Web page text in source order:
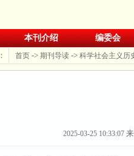
本刊介绍 编委会
首页-> 期刊导读-> 科学社会主义历
2025-03-25 10:33:07